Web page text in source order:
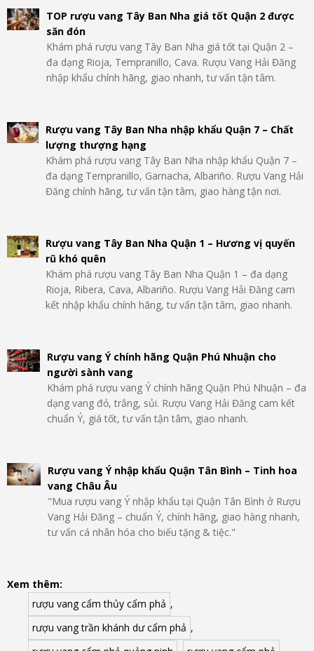
TOP rượu vang Tây Ban Nha giá tốt Quận 2 được
săn đón
Khám phá rượu vang Tây Ban Nha giá tốt tại Quận 2 –
đa dạng Rioja, Tempranillo, Cava. Rượu Vang Hải Đăng
nhập khẩu chính hãng, giao nhanh, tư vấn tận tâm.
Rượu vang Tây Ban Nha nhập khẩu Quận 7 – Chất
lượng thượng hạng
Khám phá rượu vang Tây Ban Nha nhập khẩu Quận 7 –
đa dạng Tempranillo, Garnacha, Albariño. Rượu Vang Hải
Đăng chính hãng, tư vấn tận tâm, giao hàng tận nơi.
Rượu vang Tây Ban Nha Quận 1 – Hương vị quyến
rũ khó quên
Khám phá rượu vang Tây Ban Nha Quận 1 – đa dạng
Rioja, Ribera, Cava, Albariño. Rượu Vang Hải Đăng cam
kết nhập khẩu chính hãng, tư vấn tận tâm, giao nhanh.
Rượu vang Ý chính hãng Quận Phú Nhuận cho
người sành vang
Khám phá rượu vang Ý chính hãng Quận Phú Nhuận – đa
dạng vang đỏ, trắng, sủi. Rượu Vang Hải Đăng cam kết
chuẩn Ý, giá tốt, tư vấn tận tâm, giao nhanh.
Rượu vang Ý nhập khẩu Quận Tân Bình – Tinh hoa
vang Châu Âu
"Mua rượu vang Ý nhập khẩu tại Quận Tân Bình ở Rượu
Vang Hải Đăng – chuẩn Ý, chính hãng, giao hàng nhanh,
tư vấn cá nhân hóa cho biếu tặng & tiệc."
Xem thêm:
rượu vang cẩm thủy cẩm phả ,
rượu vang trần khánh dư cẩm phả ,